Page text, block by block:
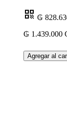
₲
₲ 1.439.000
Agregar al